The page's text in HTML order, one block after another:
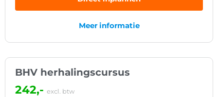
Meer informatie
BHV herhalingscursus
242,- excl. btw